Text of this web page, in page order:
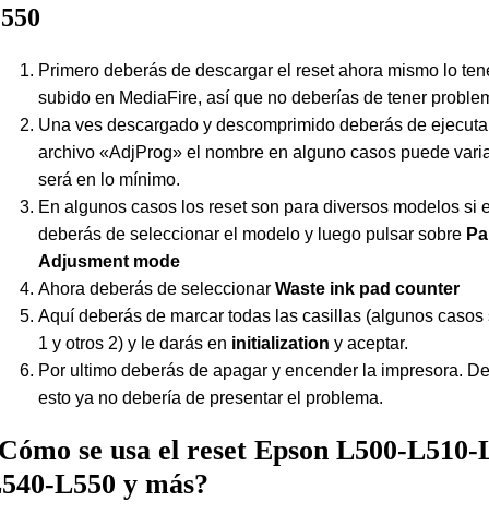
Primero deberás de descargar el reset ahora mismo lo
subido en MediaFire, así que no deberías de tener
Una ves descargado y descomprimido deberás de
archivo «AdjProg» el nombre en alguno casos puede
será en lo mínimo.
En algunos casos los reset son para diversos modelos si
deberás de seleccionar el modelo y luego pulsar sobre
Adjusment mode
Ahora deberás de seleccionar Waste ink pad counter
Aquí deberás de marcar todas las casillas (algunos casos
1 y otros 2) y le darás en initialization y aceptar.
Por ultimo deberás de apagar y encender la impresora.
esto ya no debería de presentar el problema.
se usa el reset Epson L500-L510-
L550 y más?